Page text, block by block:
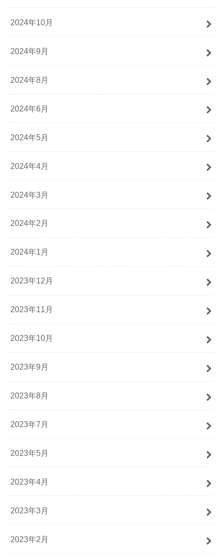
2024年10月
2024年9月
2024年8月
2024年6月
2024年5月
2024年4月
2024年3月
2024年2月
2024年1月
2023年12月
2023年11月
2023年10月
2023年9月
2023年8月
2023年7月
2023年5月
2023年4月
2023年3月
2023年2月